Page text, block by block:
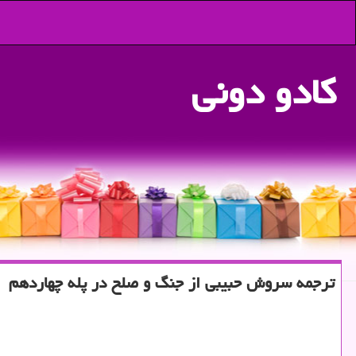
كادو دونی
ترجمه سروش حبیبی از جنگ و صلح در پله چهاردهم